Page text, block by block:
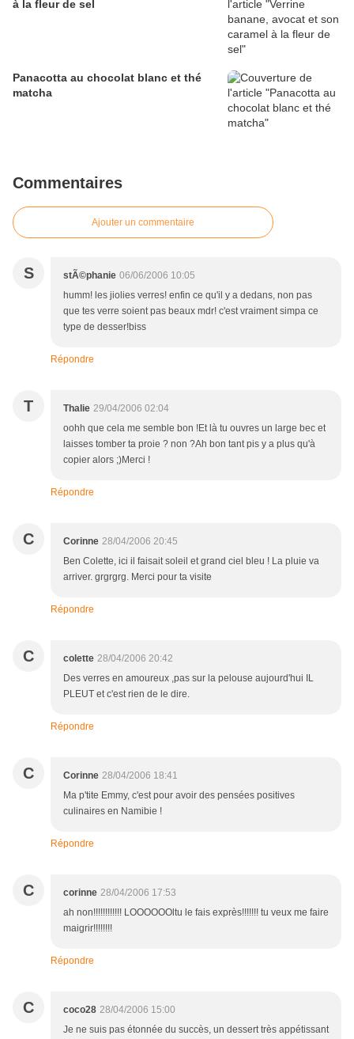
à la fleur de sel
Panacotta au chocolat blanc et thé
matcha
Commentaires
Ajouter un commentaire
S stÃ©phanie 06/06/2006 10:05
humm! les jiolies verres! enfin ce qu'il y a dedans, non pas
que tes verre soient pas beaux mdr! c'est vraiment simpa ce
type de desser!biss
Répondre
T Thalie 29/04/2006 02:04
oohh que cela me semble bon !Et là tu ouvres un large bec et
laisses tomber ta proie ? non ?Ah bon tant pis y a plus qu'à
copier alors ;)Merci !
Répondre
C Corinne 28/04/2006 20:45
Ben Colette, ici il faisait soleil et grand ciel bleu ! La pluie va
arriver. grgrgrg. Merci pour ta visite
Répondre
C colette 28/04/2006 20:42
Des verres en amoureux ,pas sur la pelouse aujourd'hui IL
PLEUT et c'est rien de le dire.
Répondre
C Corinne 28/04/2006 18:41
Ma p'tite Emmy, c'est pour avoir des pensées positives
culinaires en Namibie !
Répondre
C corinne 28/04/2006 17:53
ah non!!!!!!!!!!!! LOOOOOOltu le fais exprès!!!!!!! tu veux me faire
maigrir!!!!!!!!
Répondre
C coco28 28/04/2006 15:00
Je ne suis pas étonnée du succès, un dessert très appétissant